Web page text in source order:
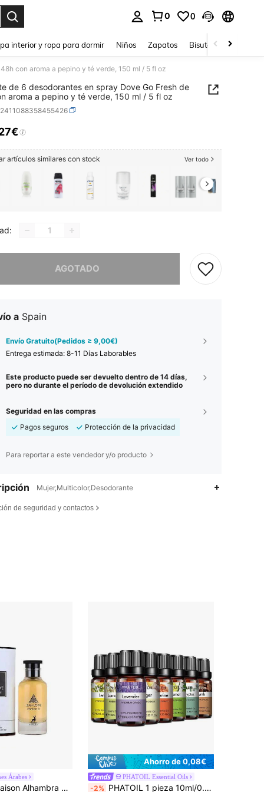
0 0
interior y ropa para dormir Niños Zapatos Bisutería Y
con aroma a pepino y té verde, 150 ml / 5 fl oz
de 6 desodorantes en spray Dove Go Fresh de
aroma a pepino y té verde, 150 ml / 5 fl oz
AND AVAILABILITY
artículos similares con stock Ver todo
AGOTADO
este producto está agotado.
a Spain
Envío Gratuito(Pedidos ≥ 9,00€)
Entrega estimada: 8-11 Días Laborables
Este producto puede ser devuelto dentro de 14 días,
pero no durante el período de devolución extendido
Seguridad en las compras
Pagos seguros
Protección de la privacidad
Para reportar a este vendedor y/o producto
Mujer,Multicolor,Desodorante
de seguridad y contactos
Árabes
Jean Lowe Immortal Perfume Para Hombre 100 ML Eau de Parfum Lujo y Misterio Importado de Dubai
Ahorro de 0,08€
PHATOIL Essential Oils
-2% PHATOIL 1 pieza 10ml/0.33fl.Oz Aceites Esenciales Para Difusores Humidificador Aromaterapia Masaje Baño Relajación, Lavanda, Jazmín, Eucalipto, Vainilla, Menta, Sándalo, Incienso, Naranja Dulce, Limón, Rosa, Bergamota, Árbol de Té, Clavo, Limoncillo